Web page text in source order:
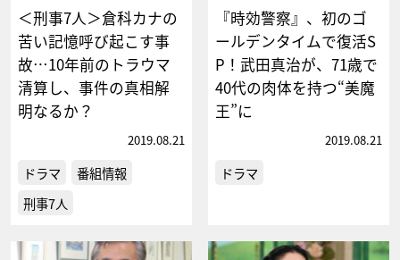
＜刑事7人＞倉科カナの
苦い記憶呼び起こす事
故…10年前のトラウマ
清算し、事件の真相解
明なるか？
2019.08.21
ドラマ
番組情報
刑事7人
『時効警察』、初のゴ
ールデンタイムで復活S
P！武田真治が、71歳で
40代の肉体を持つ“美魔
王”に
2019.08.21
ドラマ